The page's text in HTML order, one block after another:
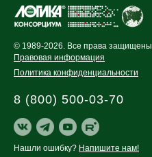
© 1989-2026. Все права защищены
Правовая информация
Политика конфиденциальности
8 (800) 500-03-70
Нашли ошибку? Напишите нам!